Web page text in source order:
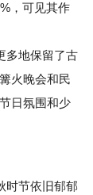
，可见其作
地保留了古
火晚会和民
日氛围和少
节依旧郁郁